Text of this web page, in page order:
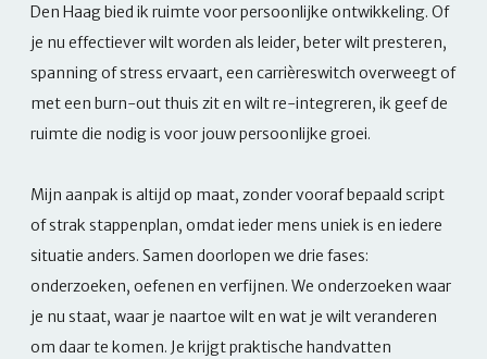
Den Haag bied ik ruimte voor persoonlijke ontwikkeling. Of
je nu effectiever wilt worden als leider, beter wilt presteren,
spanning of stress ervaart, een carrièreswitch overweegt of
met een burn-out thuis zit en wilt re-integreren, ik geef de
ruimte die nodig is voor jouw persoonlijke groei.
Mijn aanpak is altijd op maat, zonder vooraf bepaald script
of strak stappenplan, omdat ieder mens uniek is en iedere
situatie anders. Samen doorlopen we drie fases:
onderzoeken, oefenen en verfijnen. We onderzoeken waar
je nu staat, waar je naartoe wilt en wat je wilt veranderen
om daar te komen. Je krijgt praktische handvatten